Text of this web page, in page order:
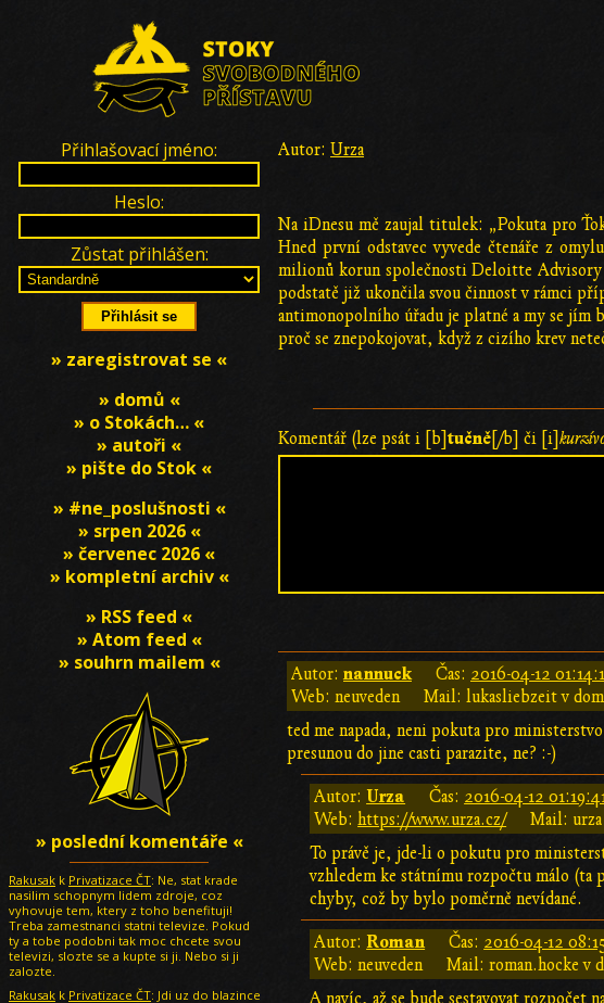
Autor: Urza
Na iDnesu mě zaujal titulek: „Pokuta pro
Hned první odstavec vyvede čtenáře z
milionů korun společnosti Deloitte Advisory
podstatě již ukončila svou činnost v rámci
antimonopolního úřadu je platné a my se jím
proč se znepokojovat, když z cizího krev
Komentář (lze psát i [b] tučně [/b] či [i]
Autor:nannuck Čas: 2016-04-12
Web: neuveden
Mail: lukasliebzeit v
ted me napada, neni pokuta pro
presunou do jine casti parazite, ne? :-)
Autor: Urza Čas: 2016-04-12
Web:https://www.urza.cz/
Mail: urza
To právě je, jde-li o pokutu pro
vzhledem ke státnímu rozpočtu málo
chyby, což by bylo poměrně nevídané.
Autor:Roman Čas: 2016-04-12
Web: neuveden
Mail: roman.hocke v
Přihlašovací jméno:
Heslo:
Zůstat přihlášen:
» zaregistrovat se «
» domů «
» o Stokách… «
» autoři «
» pište do Stok «
» #ne_poslušnosti «
» srpen 2026 «
» červenec 2026 «
» kompletní archiv «
» RSS feed «
» Atom feed «
» souhrn mailem «
» poslední komentáře «
Rakusak k Privatizace ČT: Ne, stat krade
nasilim schopnym lidem zdroje, coz
vyhovuje tem, ktery z toho benefituji!
Treba zamestnanci statni televize. Pokud
ty a tobe podobni tak moc chcete svou
televizi, slozte se a kupte si ji. Nebo si ji
zalozte.
Rakusak k Privatizace ČT: Jdi uz do blazince